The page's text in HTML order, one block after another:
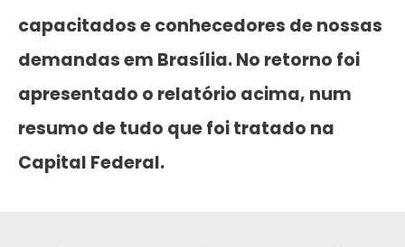
capacitados e conhecedores de nossas
demandas em Brasília. No retorno foi
apresentado o relatório acima, num
resumo de tudo que foi tratado na
Capital Federal.